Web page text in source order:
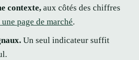
contexte, aux côtés des chiffres
page de marché.
Un seul indicateur suffit